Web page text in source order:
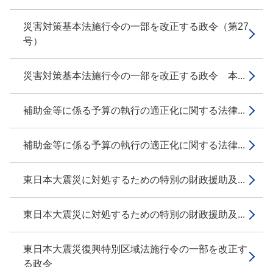
災害対策基本法施行令の一部を改正する政令（第27
号）
災害対策基本法施行令の一部を改正する政令 本...
補助金等に係る予算の執行の適正化に関する法律...
補助金等に係る予算の執行の適正化に関する法律...
東日本大震災に対処するための特別の財政援助及...
東日本大震災に対処するための特別の財政援助及...
東日本大震災復興特別区域法施行令の一部を改正す
る政令